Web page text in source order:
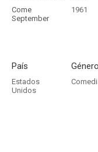
Come
September
1961
País
Estados
Unidos